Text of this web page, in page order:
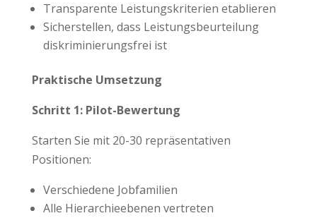
Transparente Leistungskriterien etablieren
Sicherstellen, dass Leistungsbeurteilung
diskriminierungsfrei ist
Praktische Umsetzung
Schritt 1: Pilot-Bewertung
Starten Sie mit 20-30 repräsentativen
Positionen:
Verschiedene Jobfamilien
Alle Hierarchieebenen vertreten